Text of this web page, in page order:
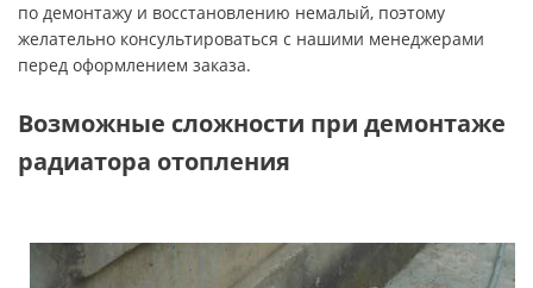
по демонтажу и восстановлению немалый, поэтому
желательно консультироваться с нашими менеджерами
перед оформлением заказа.
Возможные сложности при демонтаже
радиатора отопления